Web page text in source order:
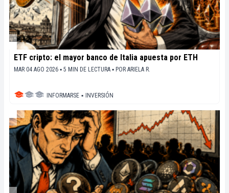
ETF cripto: el mayor banco de Italia apuesta por ETH
MAR 04 AGO 2026 ▪ 5 MIN DE LECTURA ▪ POR ARIELA R.
INFORMARSE ▪ INVERSIÓN